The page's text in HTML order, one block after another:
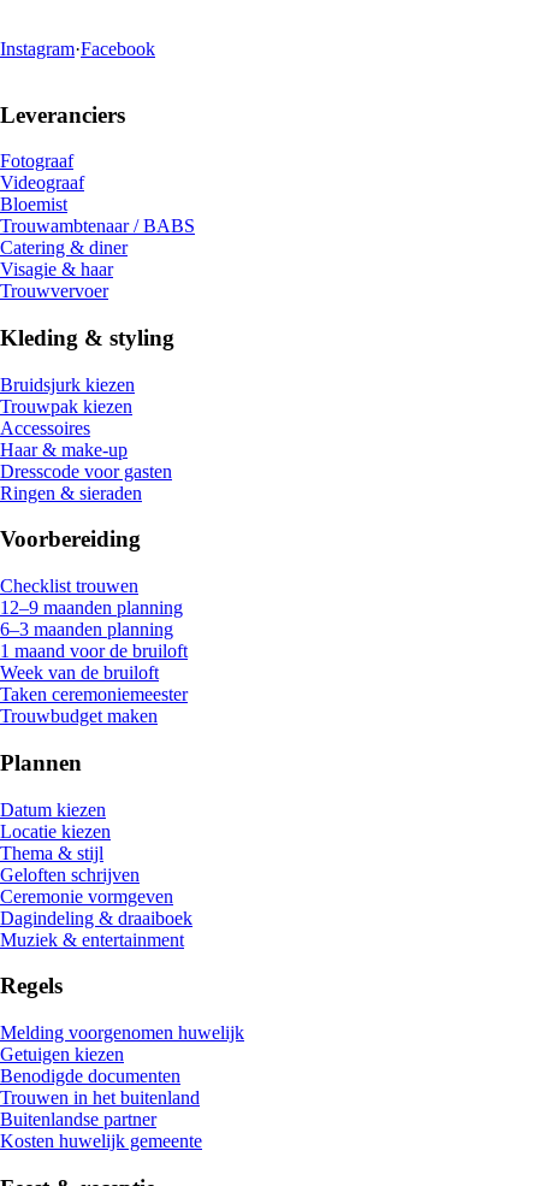
Instagram·Facebook
Leveranciers
Fotograaf
Videograaf
Bloemist
Trouwambtenaar / BABS
Catering & diner
Visagie & haar
Trouwvervoer
Kleding & styling
Bruidsjurk kiezen
Trouwpak kiezen
Accessoires
Haar & make-up
Dresscode voor gasten
Ringen & sieraden
Voorbereiding
Checklist trouwen
12–9 maanden planning
6–3 maanden planning
1 maand voor de bruiloft
Week van de bruiloft
Taken ceremoniemeester
Trouwbudget maken
Plannen
Datum kiezen
Locatie kiezen
Thema & stijl
Geloften schrijven
Ceremonie vormgeven
Dagindeling & draaiboek
Muziek & entertainment
Regels
Melding voorgenomen huwelijk
Getuigen kiezen
Benodigde documenten
Trouwen in het buitenland
Buitenlandse partner
Kosten huwelijk gemeente